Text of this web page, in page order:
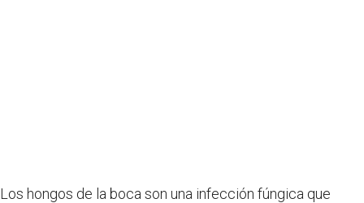
Los hongos de la boca son una infección fúngica que